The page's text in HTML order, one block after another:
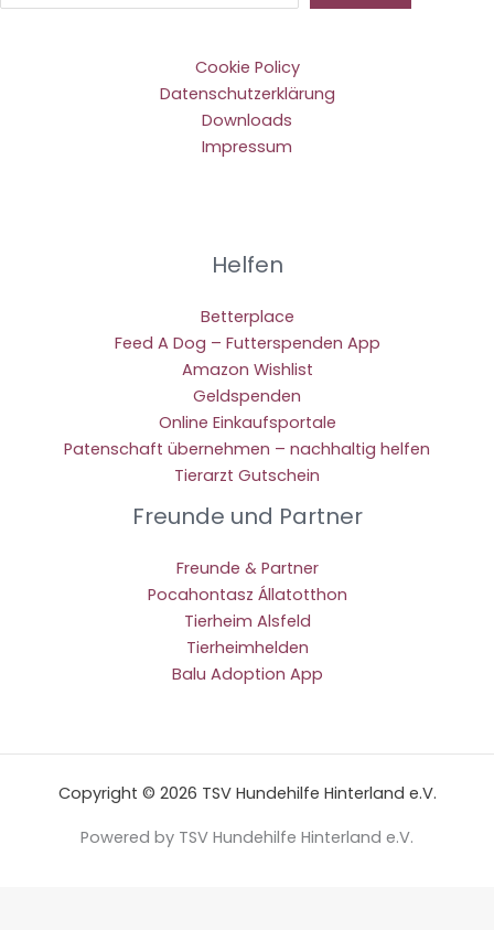
Cookie Policy
Datenschutzerklärung
Downloads
Impressum
Helfen
Betterplace
Feed A Dog – Futterspenden App
Amazon Wishlist
Geldspenden
Online Einkaufsportale
Patenschaft übernehmen – nachhaltig helfen
Tierarzt Gutschein
Freunde und Partner
Freunde & Partner
Pocahontasz Állatotthon
Tierheim Alsfeld
Tierheimhelden
Balu Adoption App
Copyright © 2026 TSV Hundehilfe Hinterland e.V.
Powered by TSV Hundehilfe Hinterland e.V.